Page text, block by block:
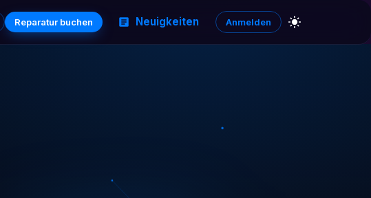
Reparatur buchen Neuigkeiten Anmelden